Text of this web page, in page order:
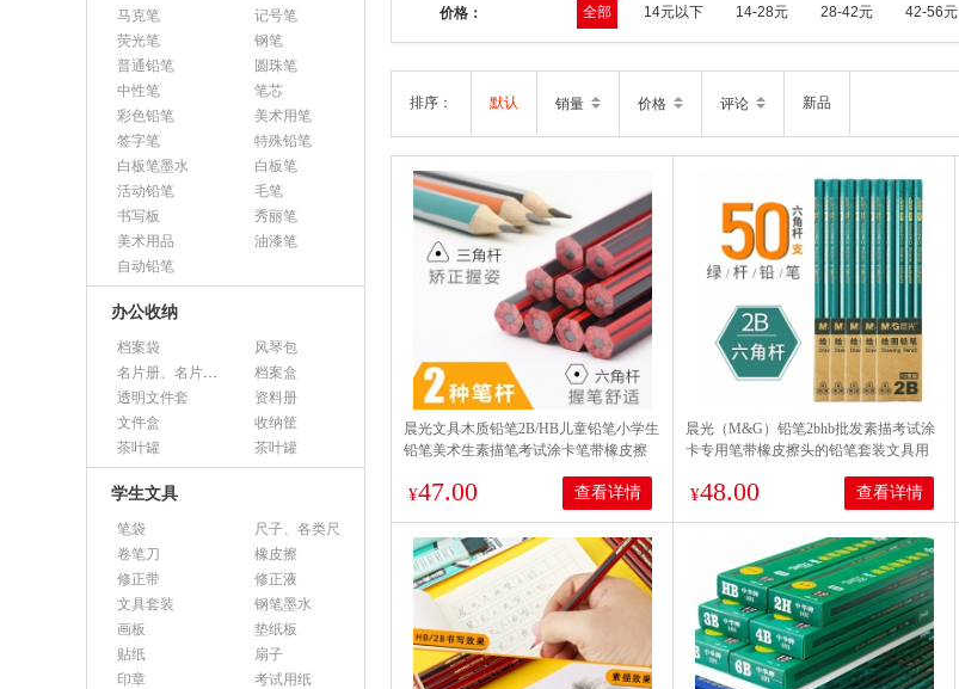
马克笔
记号笔
荧光笔
钢笔
普通铅笔
圆珠笔
中性笔
笔芯
彩色铅笔
美术用笔
签字笔
特殊铅笔
白板笔墨水
白板笔
活动铅笔
毛笔
书写板
秀丽笔
美术用品
油漆笔
自动铅笔
办公收纳
档案袋
风琴包
名片册、名片盒、名片座
档案盒
透明文件套
资料册
文件盒
收纳筐
茶叶罐
茶叶罐
学生文具
笔袋
尺子、各类尺
卷笔刀
橡皮擦
修正带
修正液
文具套装
钢笔墨水
画板
垫纸板
贴纸
扇子
印章
考试用纸
价格： 全部 14元以下 14-28元 28-42元 42-56元
排序： 默认 销量 价格 评论 新品
晨光文具木质铅笔2B/HB儿童铅笔小学生
铅笔美术生素描笔考试涂卡笔带橡皮擦
杆
¥47.00 查看详情
晨光（M&G）铅笔2bhb批发素描考试涂
卡专用笔带橡皮擦头的铅笔套装文具用
¥48.00 查看详情